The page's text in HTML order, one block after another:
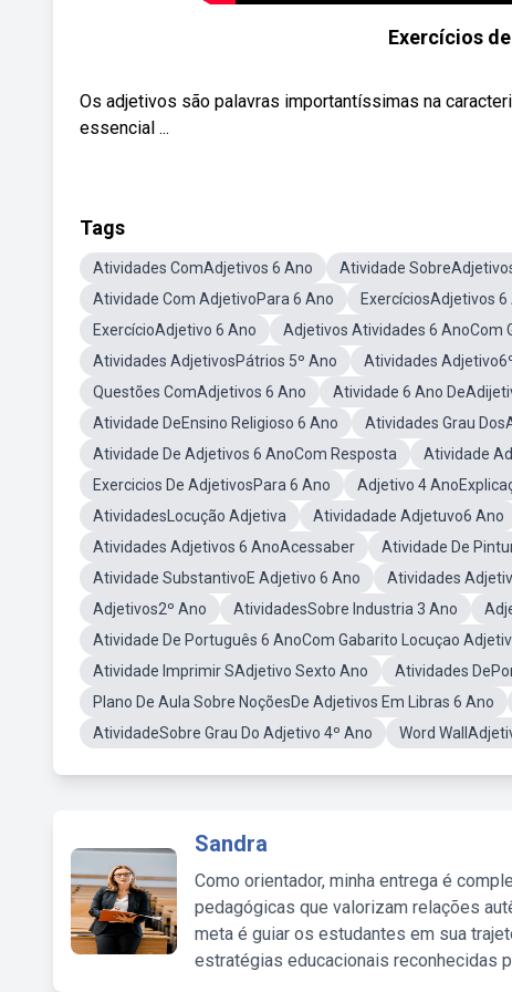
Exercícios
Os adjetivos são palavras importantíssimas na
essencial ...
Tags
Atividades ComAdjetivos 6 Ano Atividade
Atividade Com AdjetivoPara 6 Ano
ExercíciosAdjetivos 6
ExercícioAdjetivo 6 Ano
Adjetivos Atividades 6 AnoCom
Atividades AdjetivosPátrios 5º Ano
Atividades
Questões ComAdjetivos 6 Ano
Atividade 6 Ano
Atividade DeEnsino Religioso 6 Ano
Atividades Grau
Atividade De Adjetivos 6 AnoCom Resposta
Atividade
Exercicios De AdjetivosPara 6 Ano
Adjetivo 4
AtividadesLocução Adjetiva
Atividadade Adjetuvo6 Ano
Atividades Adjetivos 6 AnoAcessaber
Atividade De
Atividade SubstantivoE Adjetivo 6 Ano
Atividades
Adjetivos2º Ano
AtividadesSobre Industria 3 Ano
Atividade De Português 6 AnoCom Gabarito Locuçao
Atividade Imprimir SAdjetivo Sexto Ano
Atividades
Plano De Aula Sobre NoçõesDe Adjetivos Em Libras 6 Ano
AtividadeSobre Grau Do Adjetivo 4º Ano
Word
Sandra
Como orientador, minha entrega é
pedagógicas que valorizam relações
meta é guiar os estudantes em sua
estratégias educacionais reconhecidas